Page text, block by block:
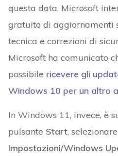
questa data, Microsoft
gratuito di aggiornamenti
tecnica e correzioni di
Microsoft ha comunicato
possibile ricevere gli
Windows 10 per un altro
In Windows 11, invece, è
pulsante Start, selezionare
Impostazioni/Windows